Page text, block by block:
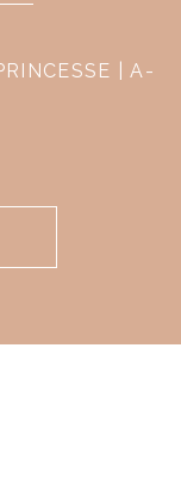
| A-